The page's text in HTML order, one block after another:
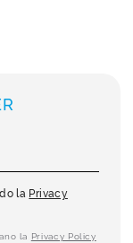
la Privacy
la Privacy Policy